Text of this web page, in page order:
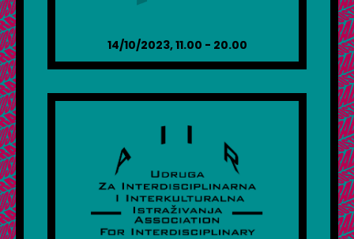
14/10/2023, 11.00 - 20.00